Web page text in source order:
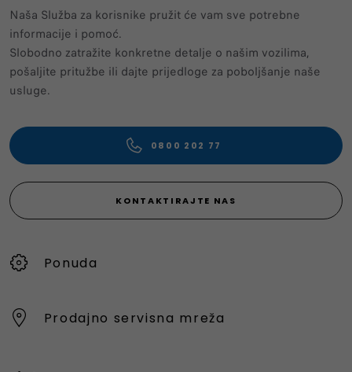
Naša Služba za korisnike pružit će vam sve potrebne
informacije i pomoć.
Slobodno zatražite konkretne detalje o našim vozilima,
pošaljite pritužbe ili dajte prijedloge za poboljšanje naše
usluge.
0800 202 77
KONTAKTIRAJTE NAS
Ponuda
Prodajno servisna mreža